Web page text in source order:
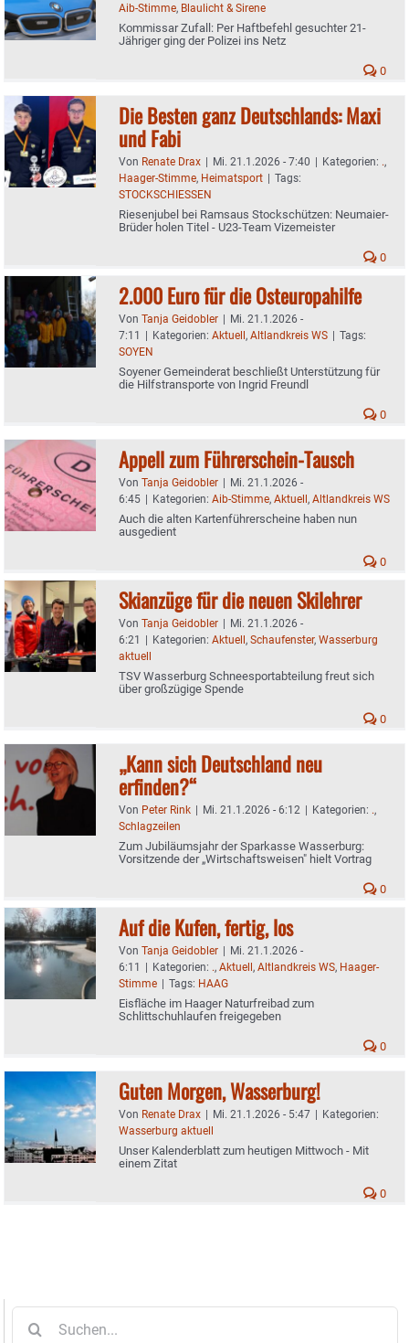
Aib-Stimme, Blaulicht & Sirene
Kommissar Zufall: Per Haftbefehl gesuchter 21-
Jähriger ging der Polizei ins Netz
0
Die Besten ganz Deutschlands: Maxi
und Fabi
Von Renate Drax | Mi. 21.1.2026 - 7:40 | Kategorien: .,
Haager-Stimme, Heimatsport | Tags:
STOCKSCHIESSEN
Riesenjubel bei Ramsaus Stockschützen: Neumaier-
Brüder holen Titel - U23-Team Vizemeister
0
2.000 Euro für die Osteuropahilfe
Von Tanja Geidobler | Mi. 21.1.2026 -
7:11 | Kategorien: Aktuell, Altlandkreis WS | Tags:
SOYEN
Soyener Gemeinderat beschließt Unterstützung für
die Hilfstransporte von Ingrid Freundl
0
Appell zum Führerschein-Tausch
Von Tanja Geidobler | Mi. 21.1.2026 -
6:45 | Kategorien: Aib-Stimme, Aktuell, Altlandkreis WS
Auch die alten Kartenführerscheine haben nun
ausgedient
0
Skianzüge für die neuen Skilehrer
Von Tanja Geidobler | Mi. 21.1.2026 -
6:21 | Kategorien: Aktuell, Schaufenster, Wasserburg
aktuell
TSV Wasserburg Schneesportabteilung freut sich
über großzügige Spende
0
„Kann sich Deutschland neu
erfinden?“
Von Peter Rink | Mi. 21.1.2026 - 6:12 | Kategorien: .,
Schlagzeilen
Zum Jubiläumsjahr der Sparkasse Wasserburg:
Vorsitzende der „Wirtschaftsweisen" hielt Vortrag
0
Auf die Kufen, fertig, los
Von Tanja Geidobler | Mi. 21.1.2026 -
6:11 | Kategorien: ., Aktuell, Altlandkreis WS, Haager-
Stimme | Tags: HAAG
Eisfläche im Haager Naturfreibad zum
Schlittschuhlaufen freigegeben
0
Guten Morgen, Wasserburg!
Von Renate Drax | Mi. 21.1.2026 - 5:47 | Kategorien:
Wasserburg aktuell
Unser Kalenderblatt zum heutigen Mittwoch - Mit
einem Zitat
0
nach: